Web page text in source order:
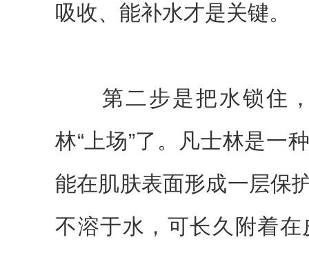
吸收、能补水才是关键。
第二步是把水锁住，
林“上场”了。凡士林是一
能在肌肤表面形成一层保
不溶于水，可长久附着